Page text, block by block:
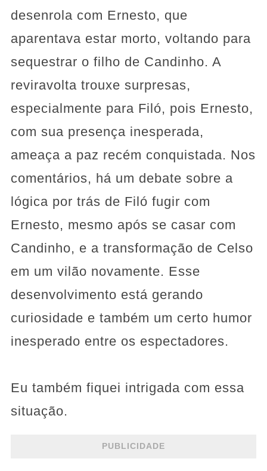
desenrola com Ernesto, que
aparentava estar morto, voltando para
sequestrar o filho de Candinho. A
reviravolta trouxe surpresas,
especialmente para Filó, pois Ernesto,
com sua presença inesperada,
ameaça a paz recém conquistada. Nos
comentários, há um debate sobre a
lógica por trás de Filó fugir com
Ernesto, mesmo após se casar com
Candinho, e a transformação de Celso
em um vilão novamente. Esse
desenvolvimento está gerando
curiosidade e também um certo humor
inesperado entre os espectadores.
Eu também fiquei intrigada com essa
situação.
PUBLICIDADE